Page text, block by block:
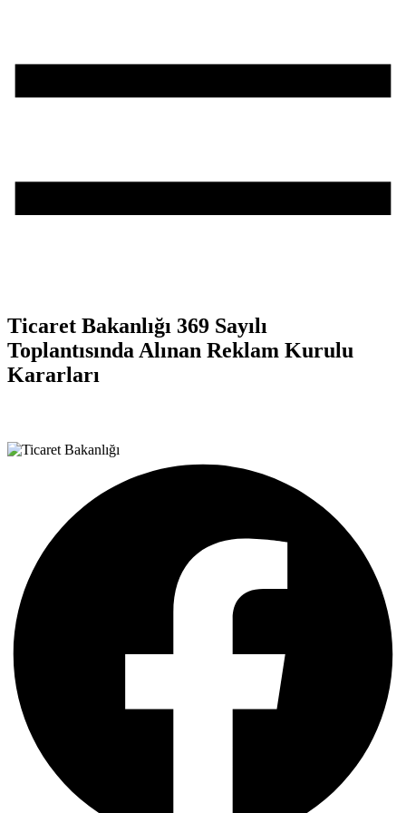
Ticaret Bakanlığı 369 Sayılı
Toplantısında Alınan Reklam Kurulu
Kararları